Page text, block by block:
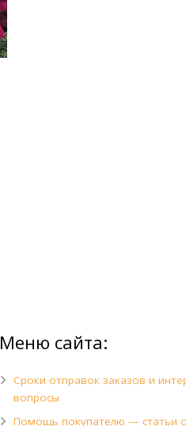
Меню сайта:
Сроки отправок заказов и
вопросы
Помощь покупателю — статьи